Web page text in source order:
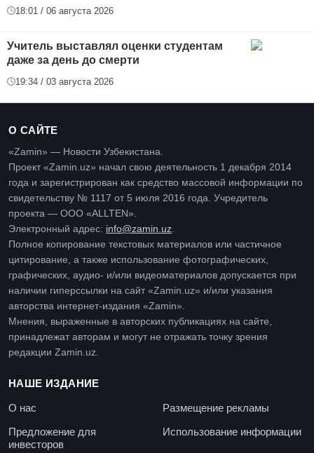
18:01 / 06 августа 2026
Учитель выставлял оценки студентам
даже за день до смерти
19:34 / 03 августа 2026
О САЙТЕ
«Zamin» — Новости Узбекистана.
Проект «Zamin.uz» начал свою деятельность 1 декабря 2014
года и зарегистрирован как средство массовой информации по
свидетельству № 1117 от 5 июля 2016 года. Учредитель
проекта — ООО «ALLTEN».
Электронный адрес: info@zamin.uz
Полное копирование текстовых материалов или частичное
цитирование, а также использование фотографических,
графических, аудио- и/или видеоматериалов допускается при
наличии гиперссылки на сайт «Zamin.uz» и/или указания
авторства интернет-издания «Zamin».
Мнения, выраженные в авторских публикациях на сайте,
принадлежат авторам и могут не отражать точку зрения
редакции Zamin.uz.
НАШЕ ИЗДАНИЕ
О нас
Размещение рекламы
Предложение для
инвесторов
Использование информации